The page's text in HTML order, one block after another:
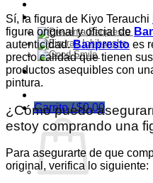
Preventa
Ofertas
Carrito /$0,00
Sí, la figura de Kiyo Terauchi
figura original y oficial de
autenticidad.Banpresto es
precio calidad que tienen
productos asequibles con
pintura.
¿Cómo puedo
estoy comprando una
Para asegurarte de que
original, verifica lo siguiente: